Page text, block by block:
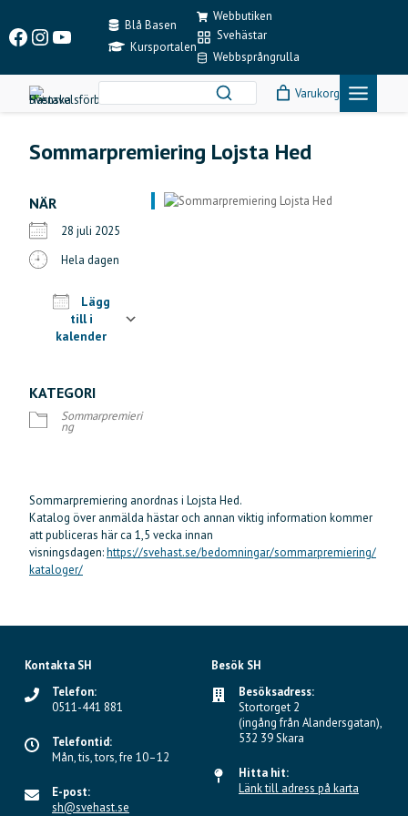
content
Facebook
Instagram
YouTubeBlå Basen
Kursportalen
Webbutiken
Svehästar
Webbsprångrulla
Varukorg
Sommarpremiering Lojsta Hed
NÄR
28 juli 2025
Hela dagen
Lägg
till i
kalender
KATEGORI
Sommarpremieri
ng
Sommarpremiering anordnas i Lojsta Hed.
Katalog över anmälda hästar och annan viktig information kommer
att publiceras här ca 1,5 vecka innan
visningsdagen:https://svehast.se/bedomningar/sommarpremiering/
kataloger/
Kontakta SH
Telefon:
0511-441 881
Telefontid:
Mån, tis, tors, fre 10–12
E-post:
sh@svehast.se
Besök SH
Besöksadress:
Stortorget 2
(ingång från Alandersgatan),
532 39 Skara
Hitta hit:
Länk till adress på karta